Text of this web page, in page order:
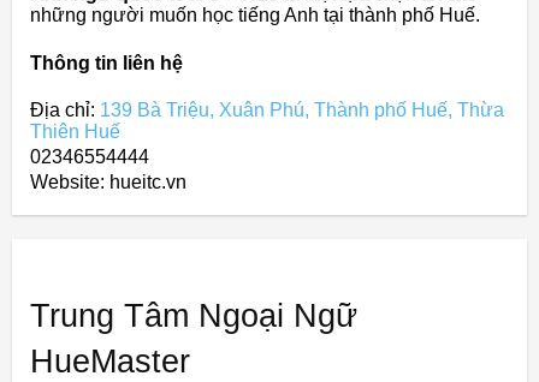
những người muốn học tiếng Anh tại thành phố Huế.
Thông tin liên hệ
Địa chỉ: 139 Bà Triệu, Xuân Phú, Thành phố Huế, Thừa
Thiên Huế
02346554444
Website: hueitc.vn
Trung Tâm Ngoại Ngữ
HueMaster